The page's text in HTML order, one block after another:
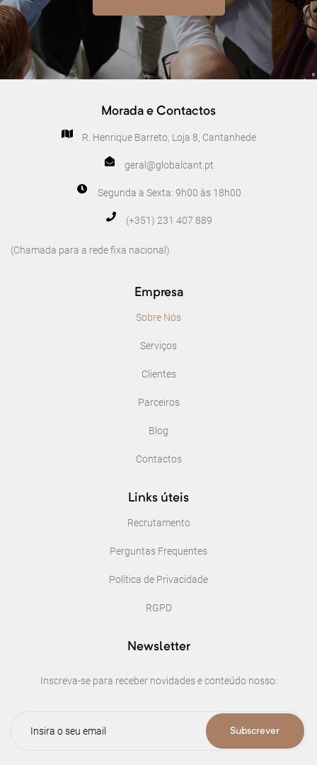
Morada e Contactos
R. Henrique Barreto, Loja 8, Cantanhede
geral@globalcant.pt
Segunda a Sexta: 9h00 às 18h00
(+351) 231 407 889
(Chamada para a rede fixa nacional)
Empresa
Sobre Nós
Serviços
Clientes
Parceiros
Blog
Contactos
Links úteis
Recrutamento
Perguntas Frequentes
Política de Privacidade
RGPD
Newsletter
Inscreva-se para receber novidades e conteúdo nosso:
Subscrever